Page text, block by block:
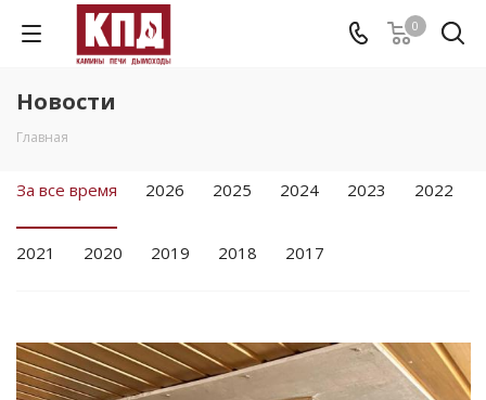
0
Новости
Главная
За все время 2026 2025 2024 2023 2022
2021 2020 2019 2018 2017